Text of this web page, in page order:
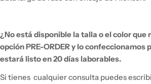
¿No está disponible la talla o el color que
opción PRE-ORDER y loconfeccionamos
estará listo en 20 días laborables.
Si tienes cualquier consulta puedes